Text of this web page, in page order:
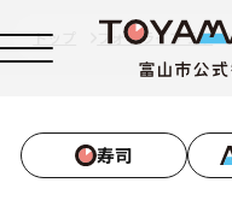
トップ フォトライブラリ
寿司